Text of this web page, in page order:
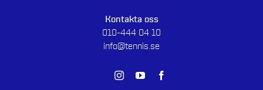
Kontakta oss
010-444 04 10
info@tennis.se